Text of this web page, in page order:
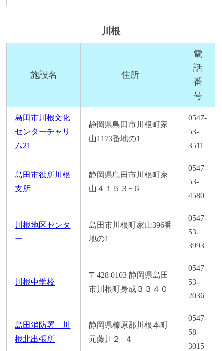
川根
施設名 住所
電
話
番
号
島田市川根文化
センターチャリ
ム21
静岡県島田市川根町家
山1173番地の1
0547-
53-
3511
島田市役所川根
支所
静岡県島田市川根町家
山４１５３−６
0547-
53-
4580
川根地区センタ
ー
島田市川根町家山396番
地の1
0547-
53-
3993
川根中学校
〒428-0103 静岡県島田
市川根町身成３３４０
0547-
53-
2036
島田消防署 川
根北出張所
静岡県榛原郡川根本町
元藤川２−４
0547-
58-
3015